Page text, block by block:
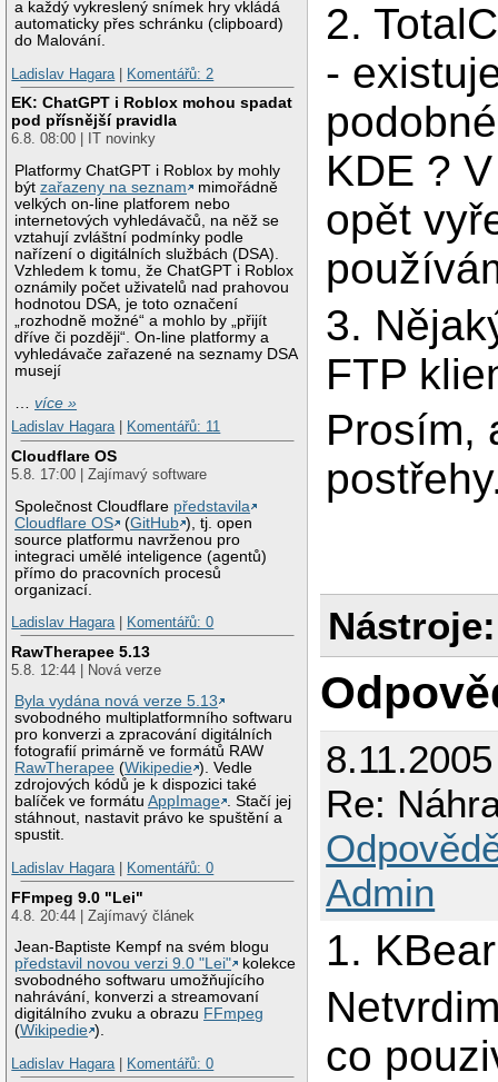
a každý vykreslený snímek hry vkládá
automaticky přes schránku (clipboard)
do Malování.
Ladislav Hagara
Komentářů: 2
EK: ChatGPT i Roblox mohou spadat
pod přísnější pravidla
6.8. 08:00 | IT novinky
Platformy ChatGPT i Roblox by mohly
býtzařazeny na seznam
mimořádně
velkých on-line platforem nebo
internetových vyhledávačů, na něž se
vztahují zvláštní podmínky podle
nařízení o digitálních službách (DSA).
Vzhledem k tomu, že ChatGPT i Roblox
oznámily počet uživatelů nad prahovou
hodnotou DSA, je toto označení
„rozhodně možné“ a mohlo by „přijít
dříve či později“. On-line platformy a
vyhledávače zařazené na seznamy DSA
musejí
…více »
Ladislav Hagara| Komentářů: 11
Cloudflare OS
5.8. 17:00 | Zajímavý software
Společnost Cloudflare představila
Cloudflare OS
(GitHub ), tj. open
source platformu navrženou pro
integraci umělé inteligence (agentů)
přímo do pracovních procesů
organizací.
Ladislav Hagara| Komentářů: 0
RawTherapee 5.13
5.8. 12:44 | Nová verze
Byla vydána nová verze 5.13
svobodného multiplatformního softwaru
pro konverzi a zpracování digitálních
fotografií primárně ve formátů RAW
RawTherapee (Wikipedie ). Vedle
zdrojových kódů je k dispozici také
balíček ve formátuAppImage . Stačí jej
stáhnout, nastavit právo ke spuštění a
spustit.
Ladislav Hagara| Komentářů: 0
FFmpeg 9.0 "Lei"
4.8. 20:44 | Zajímavý článek
Jean-Baptiste Kempf na svém blogu
představil novou verzi 9.0 "Lei"
kolekce
svobodného softwaru umožňujícího
nahrávání, konverzi a streamovaní
digitálního zvuku a obrazu FFmpeg
(Wikipedie ).
Ladislav Hagara| Komentářů: 0
2.
-
KDE ?
opět
3.
FTP
Prosím,
Nástroje:
Re:
Admin
1.
co